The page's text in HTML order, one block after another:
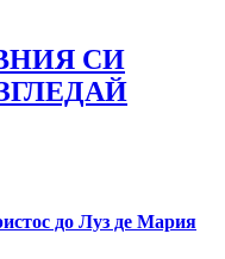
СИ
до Луз де Мария